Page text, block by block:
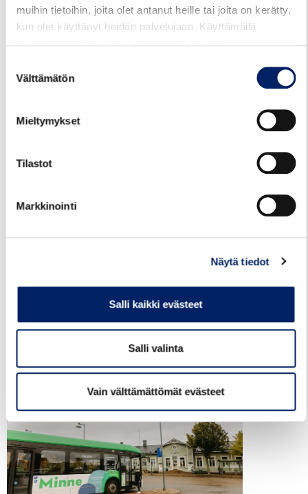
muihin tietoihin, joita olet antanut heille tai joita on kerätty,
kun olet käyttänyt heidän palvelujaan. Käyttämällä
valinta
Välttämätön
Mieltymykset
Tilastot
Markkinointi
Näytä tiedot
Salli kaikki evästeet
Salli valinta
Vain välttämättömät evästeet
29.07.2026
TALVIAIKATAULUT VOIMAAN
Kotkan seudun liikenteen talvikauden 2026-
sisällysluettelo toimii sähköisenä): Kotkan
talviaikataulut 2026-2027,...